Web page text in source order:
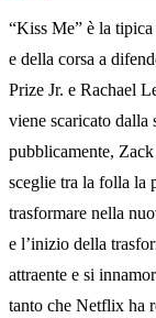
“Kiss Me” è la
e della corsa a
Prize Jr. e Rachael
viene scaricato dalla
pubblicamente,
sceglie tra la folla la
trasformare nella
e l’inizio della
attraente e si
tanto che Netflix ha